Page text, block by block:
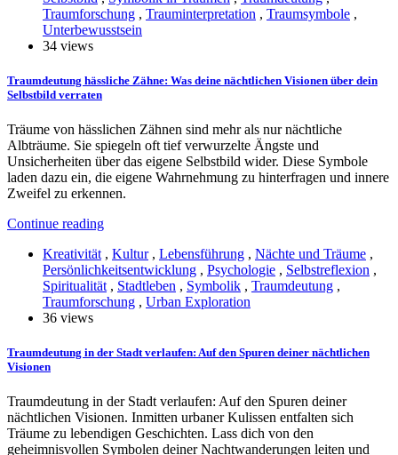
Traumforschung , Trauminterpretation , Traumsymbole ,
Unterbewusstsein
34 views
Traumdeutung hässliche Zähne: Was deine nächtlichen Visionen über dein
Selbstbild verraten
Träume von hässlichen Zähnen sind mehr als nur nächtliche
Albträume. Sie spiegeln oft tief verwurzelte Ängste und
Unsicherheiten über das eigene Selbstbild wider. Diese Symbole
laden dazu ein, die eigene Wahrnehmung zu hinterfragen und innere
Zweifel zu erkennen.
Continue reading
Kreativität , Kultur, Lebensführung , Nächte und Träume ,
Persönlichkeitsentwicklung , Psychologie , Selbstreflexion ,
Spiritualität , Stadtleben , Symbolik , Traumdeutung ,
Traumforschung , Urban Exploration
36 views
Traumdeutung in der Stadt verlaufen: Auf den Spuren deiner nächtlichen
Visionen
Traumdeutung in der Stadt verlaufen: Auf den Spuren deiner
nächtlichen Visionen. Inmitten urbaner Kulissen entfalten sich
Träume zu lebendigen Geschichten. Lass dich von den
geheimnisvollen Symbolen deiner Nachtwanderungen leiten und